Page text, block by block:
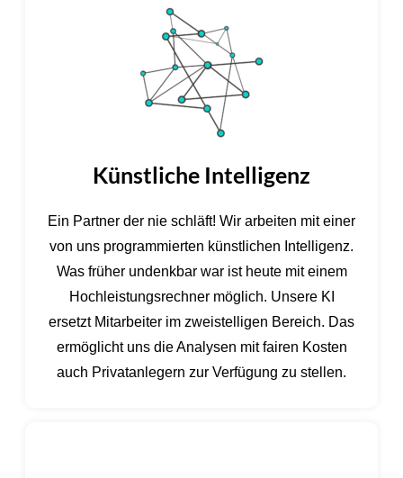
Künstliche Intelligenz
Ein Partner der nie schläft! Wir arbeiten mit einer
von uns programmierten künstlichen Intelligenz.
Was früher undenkbar war ist heute mit einem
Hochleistungsrechner möglich. Unsere KI
ersetzt Mitarbeiter im zweistelligen Bereich. Das
ermöglicht uns die Analysen mit fairen Kosten
auch Privatanlegern zur Verfügung zu stellen.